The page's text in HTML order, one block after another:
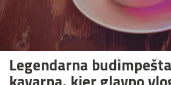
Legendarna